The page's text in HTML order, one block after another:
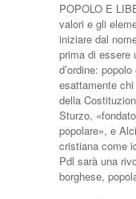
POPOLO E
valori e gli
iniziare dal
prima di essere
d’ordine:
esattamente
della
Sturzo,
popolare», e
cristiana come
Pdl sarà una
borghese,